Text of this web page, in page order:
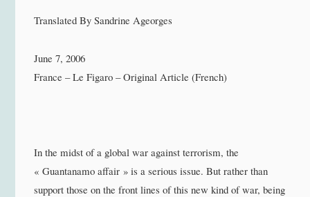
Translated By Sandrine Ageorges
June 7, 2006
France – Le Figaro – Original Article (French)
In the midst of a global war against terrorism, the
« Guantanamo affair » is a serious issue. But rather than
support those on the front lines of this new kind of war, being